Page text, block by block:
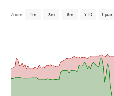
Zoom 1m 3m 6m YTD 1 jaar